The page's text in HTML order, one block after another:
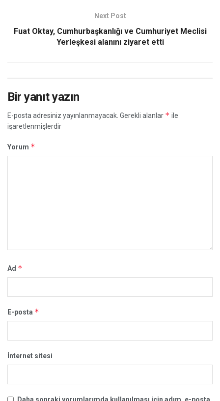
Next Post
Fuat Oktay, Cumhurbaşkanlığı ve Cumhuriyet Meclisi
Yerleşkesi alanını ziyaret etti
Bir yanıt yazın
E-posta adresiniz yayınlanmayacak. Gerekli alanlar * ile
işaretlenmişlerdir
Yorum *
Ad *
E-posta *
İnternet sitesi
Daha sonraki yorumlarımda kullanılması için adım, e-posta